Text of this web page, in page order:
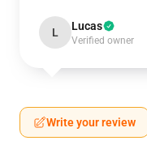
L Lucas
Verified owner
Write your review